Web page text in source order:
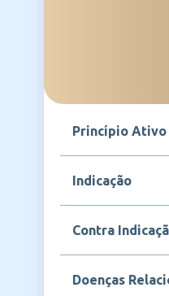
Princípio Ativo
Imunoglobulina
Indicação
Indicado para
Rh em gestantes
doença hemolítica
Contra
Contraindicado em
hipersensibilidade
Doenças